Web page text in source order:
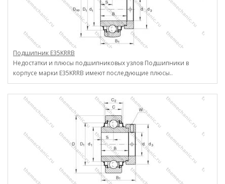
Подшипник E35KRRB
Недостатки и плюсы подшипниковых узлов Подшипники в
корпусе марки E35KRRB имеют последующие плюсы..